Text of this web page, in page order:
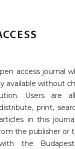
access journal
available without
Users are
print,
in this
the publisher or
the